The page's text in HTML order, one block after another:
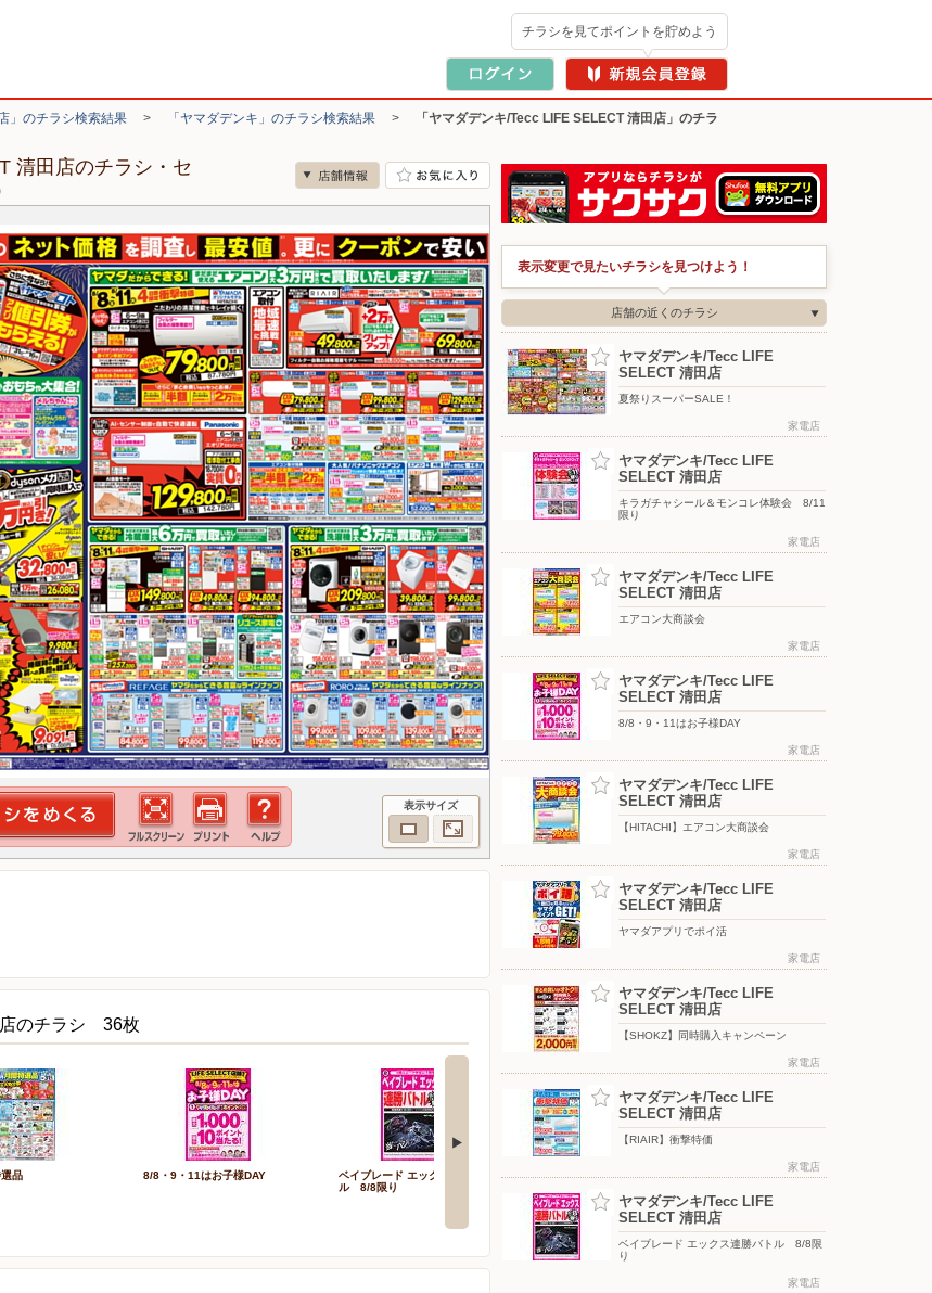
チラシを見てポイントを貯めよう
」のチラシ検索結果 > 「ヤマダデンキ」のチラシ検索結果 >
「ヤマダデンキ/Tecc LIFE SELECT 清田店」のチラ
清田店のチラシ・セ
表示サイズ
店のチラシ 36枚
品 8/8・9・11はお子様DAY
ベイブレード エックス連勝バト
ル 8/8限り
CACORNE体験会 8/9限り
キラガチャシール＆モンコレ体験
表示変更で見たいチラシを見つけよう！
店舗の近くのチラシ
ヤマダデンキ/Tecc LIFE
SELECT 清田店
夏祭りスーパーSALE！
家電店
ヤマダデンキ/Tecc LIFE
SELECT 清田店
キラガチャシール＆モンコレ体験会 8/11
限り
家電店
ヤマダデンキ/Tecc LIFE
SELECT 清田店
エアコン大商談会
家電店
ヤマダデンキ/Tecc LIFE
SELECT 清田店
8/8・9・11はお子様DAY
家電店
ヤマダデンキ/Tecc LIFE
SELECT 清田店
【HITACHI】エアコン大商談会
家電店
ヤマダデンキ/Tecc LIFE
SELECT 清田店
ヤマダアプリでポイ活
家電店
ヤマダデンキ/Tecc LIFE
SELECT 清田店
【SHOKZ】同時購入キャンペーン
家電店
ヤマダデンキ/Tecc LIFE
SELECT 清田店
【RIAIR】衝撃特価
家電店
ヤマダデンキ/Tecc LIFE
SELECT 清田店
ベイブレード エックス連勝バトル 8/8限
り
家電店